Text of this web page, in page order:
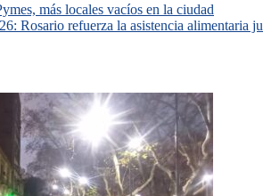
más locales vacíos en la ciudad
Rosario refuerza la asistencia alimentaria